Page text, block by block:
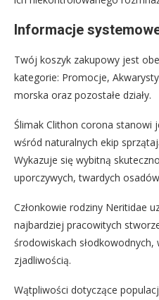
Informacje
Twój koszyk zakupowy jest
kategorie: Promocje,
morska oraz pozostałe działy.
Ślimak Clithon corona stanowi
wśród naturalnych ekip
Wykazuje się wybitną
uporczywych, twardych
Członkowie rodziny Neritidae
najbardziej pracowitych
środowiskach słodkowodnych,
zjadliwością.
Wątpliwości dotyczące